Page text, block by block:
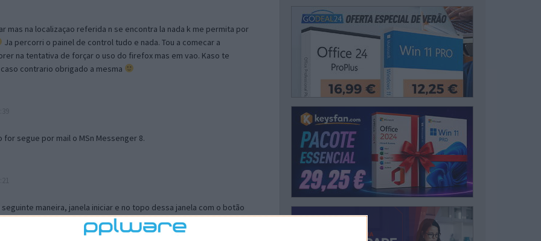
mas na localizaçao referida n se encontra la nada k me permita por
Ja percorri o painel de control tudo e nada. Tou a comecar a
na tentativa de forçar o uso do firefox mas em vao. Kaso te
contrario obrigado a mesma
for segue por mail o MSn Messenger 8.
maneira, janela iniciar e no topo dessa janela com o botão
separador Menu ‘Iniciar’ clica no botão ‘Personalizar’ aí
escolheres o Browser com que queres navegar e o gestor de